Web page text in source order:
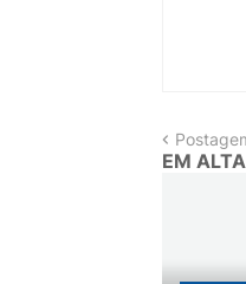
EM ALTA